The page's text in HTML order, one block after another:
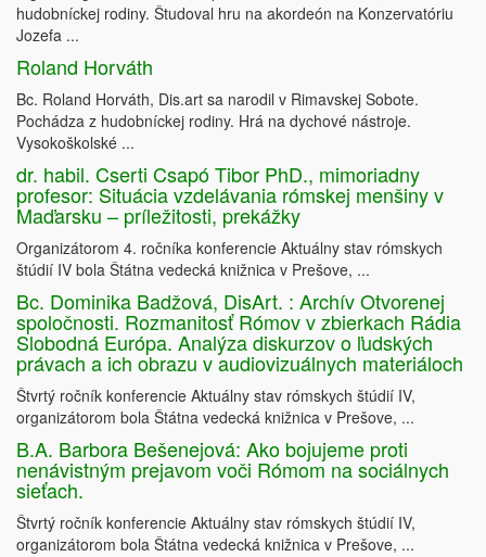
hudobníckej rodiny. Študoval hru na akordeón na Konzervatóriu
Jozefa ...
Roland Horváth
Bc. Roland Horváth, Dis.art sa narodil v Rimavskej Sobote.
Pochádza z hudobníckej rodiny. Hrá na dychové nástroje.
Vysokoškolské ...
dr. habil. Cserti Csapó Tibor PhD., mimoriadny
profesor: Situácia vzdelávania rómskej menšiny v
Maďarsku – príležitosti, prekážky
Organizátorom 4. ročníka konferencie Aktuálny stav rómskych
štúdií IV bola Štátna vedecká knižnica v Prešove, ...
Bc. Dominika Badžová, DisArt. : Archív Otvorenej
spoločnosti. Rozmanitosť Rómov v zbierkach Rádia
Slobodná Európa. Analýza diskurzov o ľudských
právach a ich obrazu v audiovizuálnych materiáloch
Štvrtý ročník konferencie Aktuálny stav rómskych štúdií IV,
organizátorom bola Štátna vedecká knižnica v Prešove, ...
B.A. Barbora Bešenejová: Ako bojujeme proti
nenávistným prejavom voči Rómom na sociálnych
sieťach.
Štvrtý ročník konferencie Aktuálny stav rómskych štúdií IV,
organizátorom bola Štátna vedecká knižnica v Prešove, ...